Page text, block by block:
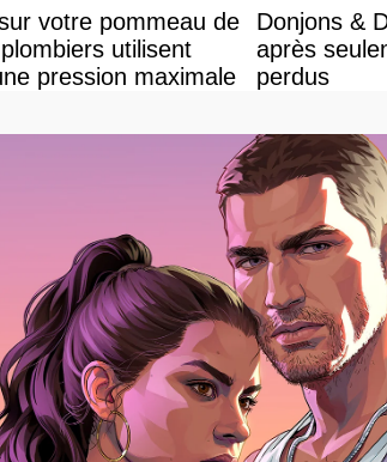
votre pommeau de
utilisent
pression maximale
Donjons &
après
perdus